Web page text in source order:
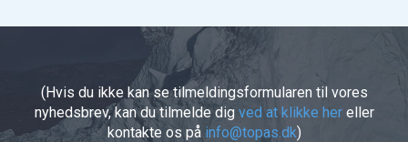
(Hvis du ikke kan se tilmeldingsformularen til vores
nyhedsbrev, kan du tilmelde dig ved at klikke hereller
kontakte os på info@topas.dk)